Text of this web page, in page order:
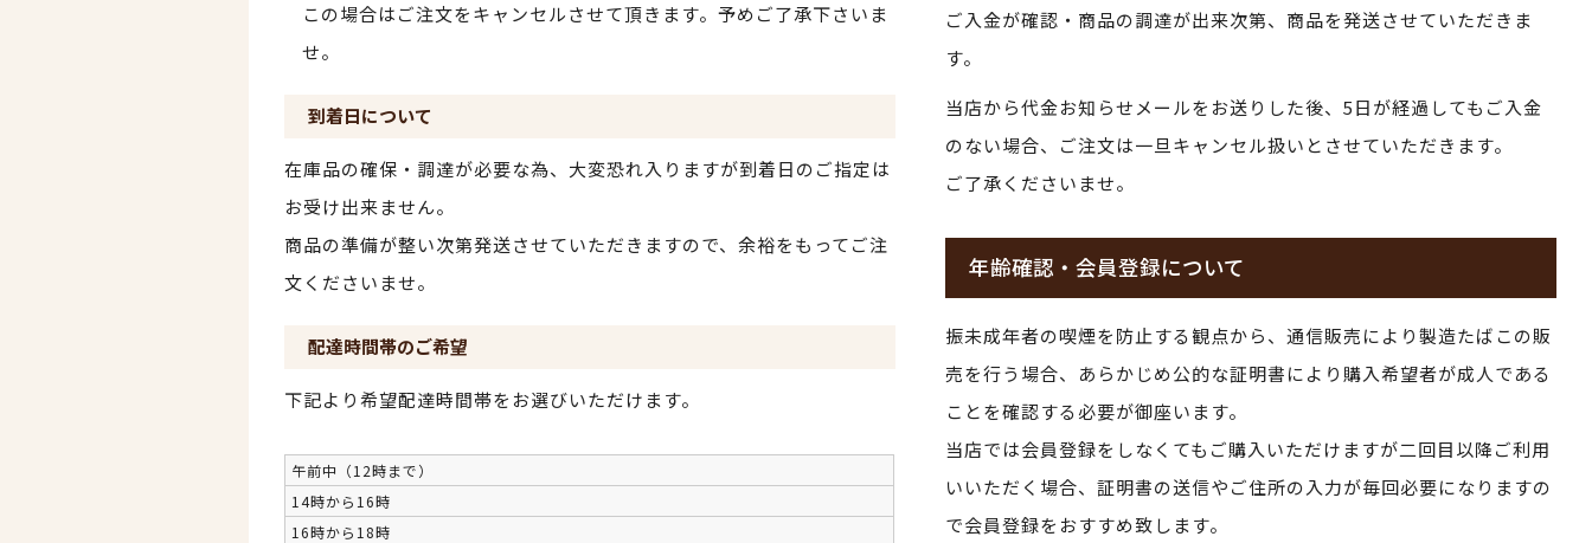
この場合はご注文をキャンセルさせて頂きます。予めご了承下さいま
せ。
到着日について
在庫品の確保・調達が必要な為、大変恐れ入りますが到着日のご指定は
お受け出来ません。
商品の準備が整い次第発送させていただきますので、余裕をもってご注
文くださいませ。
配達時間帯のご希望
下記より希望配達時間帯をお選びいただけます。
午前中（12時まで）
14時から16時
16時から18時
ご入金が確認・商品の調達が出来次第、商品を発送させていただきま
す。
当店から代金お知らせメールをお送りした後、5日が経過してもご入金
のない場合、ご注文は一旦キャンセル扱いとさせていただきます。
ご了承くださいませ。
年齢確認・会員登録について
振未成年者の喫煙を防止する観点から、通信販売により製造たばこの販
売を行う場合、あらかじめ公的な証明書により購入希望者が成人である
ことを確認する必要が御座います。
当店では会員登録をしなくてもご購入いただけますが二回目以降ご利用
いいただく場合、証明書の送信やご住所の入力が毎回必要になりますの
で会員登録をおすすめ致します。